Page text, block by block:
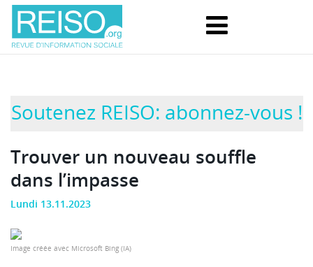
Soutenez REISO: abonnez-vous !
Trouver un nouveau souffle
dans l’impasse
Lundi 13.11.2023
Image créée avec Microsoft Bing (IA)